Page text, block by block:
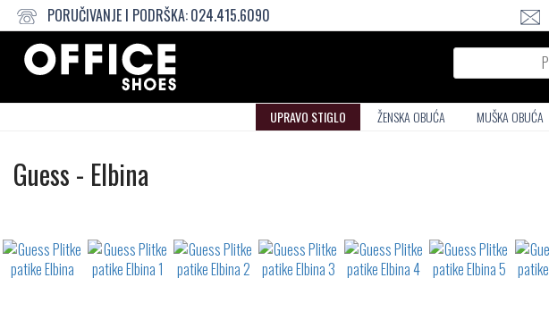
PORUČIVANJE I PODRŠKA:024.415.6090
Pretraga
UPRAVO STIGLO ŽENSKA OBUĆA MUŠKA OBUĆA
Guess Plitke
- Elbina
waterrepellent